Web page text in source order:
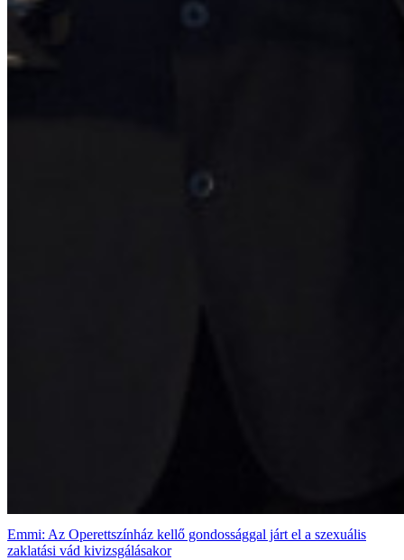
Emmi: Az Operettszínház kellő gondossággal járt el a szexuális
zaklatási vád kivizsgálásakor